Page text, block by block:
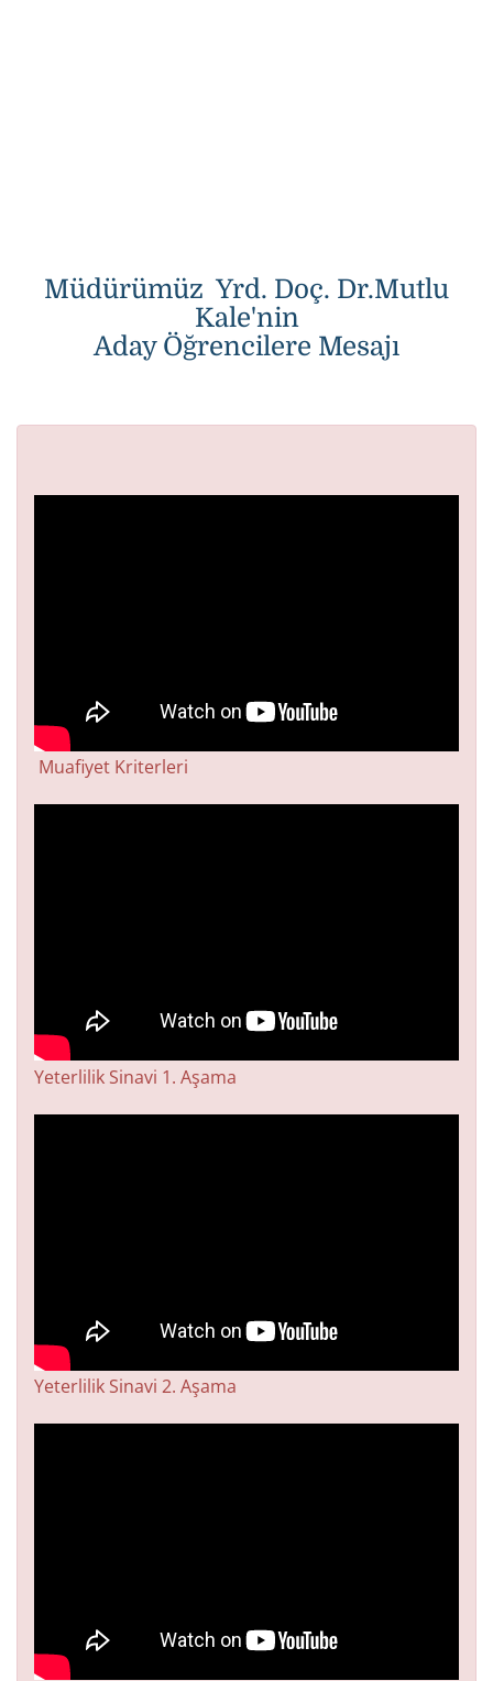
Müdürümüz Yrd. Doç. Dr.Mutlu
Kale'nin
Aday Öğrencilere Mesajı
Muafiyet Kriterleri
Yeterlilik Sinavi 1. Aşama
Yeterlilik Sinavi 2. Aşama